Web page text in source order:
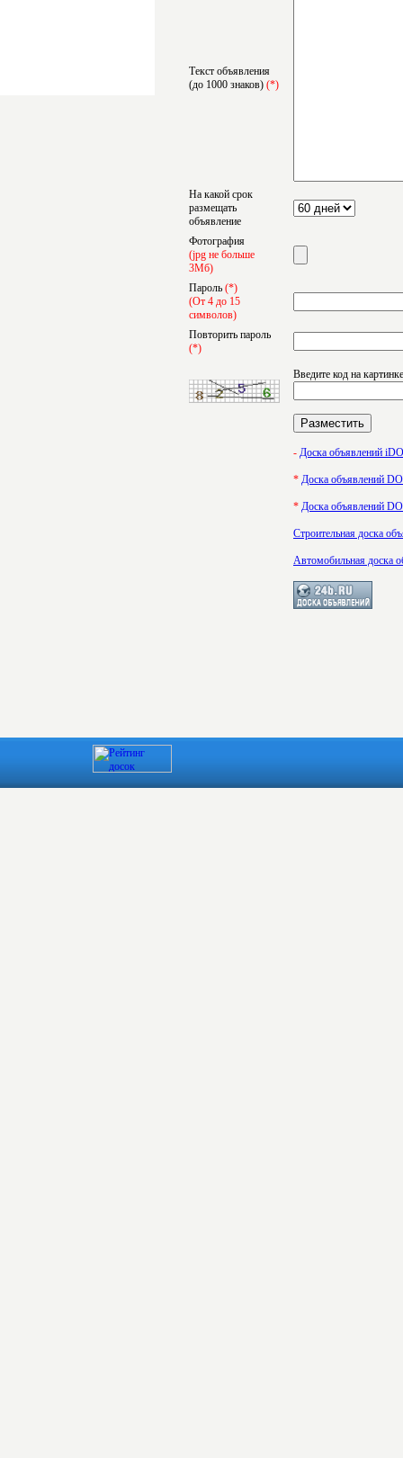
Текст объявления
(до 1000 знаков) (*)
На какой срок
размещать
объявление
Фотография
(jpg не больше
3Мб)
Пароль (*)
(От 4 до 15
символов)
Повторить пароль
(*)
Введите код на картинке
- Доска объявлений
* Доска объявлений
* Доска объявлений
Строительная доска
Автомобильная доска